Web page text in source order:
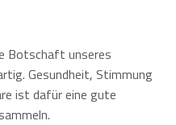
Botschaft unseres
Gesundheit, Stimmung
ist dafür eine gute